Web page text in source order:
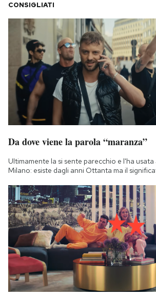
CONSIGLIATI
Da dove viene la parola “maranza”
Ultimamente la si sente parecchio e l'ha
Milano: esiste dagli anni Ottanta ma il